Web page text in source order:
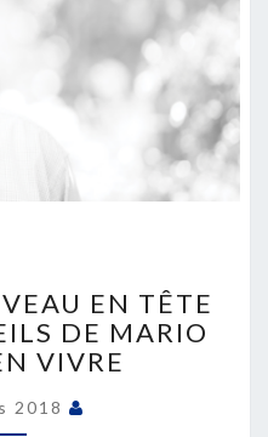
:
EN TÊTE
DE MARIO
VIVRE
2018